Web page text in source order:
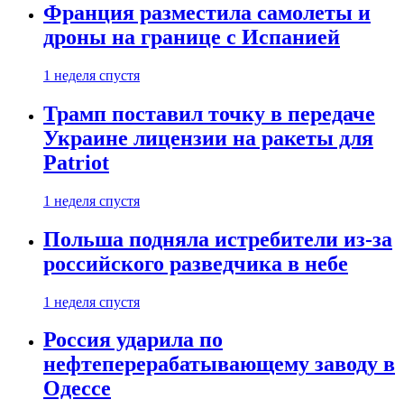
Франция разместила самолеты и
дроны на границе с Испанией
1 неделя спустя
Трамп поставил точку в передаче
Украине лицензии на ракеты для
Patriot
1 неделя спустя
Польша подняла истребители из-за
российского разведчика в небе
1 неделя спустя
Россия ударила по
нефтеперерабатывающему заводу в
Одессе